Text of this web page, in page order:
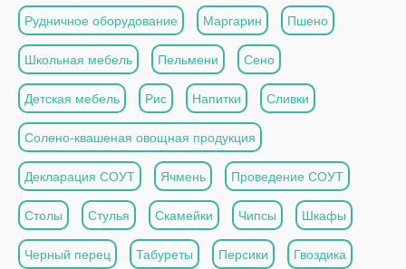
Рудничное оборудование Маргарин Пшено
Школьная мебель Пельмени Сено
Детская мебель Рис Напитки Сливки
Солено-квашеная овощная продукция
Декларация СОУТ Ячмень Проведение СОУТ
Столы Стулья Скамейки Чипсы Шкафы
Черный перец Табуреты Персики Гвоздика